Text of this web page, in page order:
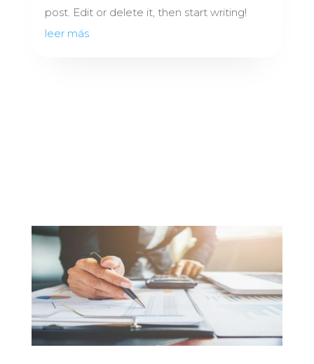
post. Edit or delete it, then start writing!
leer más